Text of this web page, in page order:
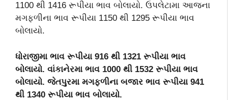
1100 થી 1416 રૂપીયા ભાવ બોલાયો. ઉપલેટામા આજના
મગફળીના ભાવ રૂપીયા 1150 થી 1295 રૂપીયા ભાવ
બોલાયો.
ધોરાજીમા ભાવ રૂપીયા 916 થી 1321 રૂપીયા ભાવ
બોલાયો. વાંકાનેરમા ભાવ 1000 થી 1532 રૂપીયા ભાવ
બોલાયો. જેતપુરમા મગફળીના બજાર ભાવ રૂપીયા 941
થી 1340 રૂપીયા ભાવ બોલાયો.